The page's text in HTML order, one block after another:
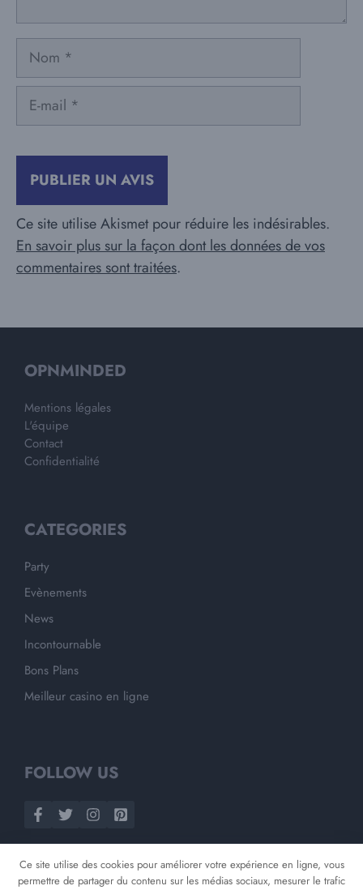
Nom
Ce site utilise Akismet pour réduire les indésirables.
En savoir plus sur la façon dont les données de vos
commentaires sont traitées.
OPNMINDED
Mentions légales
L'équipe
Contact
Confidentialité
CATEGORIES
Party
Evènements
News
Incontournable
Bons Plans
Meilleur casino en ligne
FOLLOW US
Ce site utilise des cookies pour améliorer votre expérience en ligne, vous
permettre de partager du contenu sur les médias sociaux, mesurer le trafic